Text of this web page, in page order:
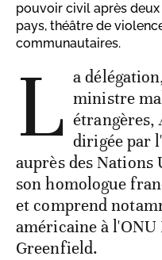
pouvoir civil après
pays, théâtre de
communautaires.
L a
ministre
étrangères,
dirigée par
auprès des Nations
son homologue
et comprend
américaine à l'ONU
Greenfield.